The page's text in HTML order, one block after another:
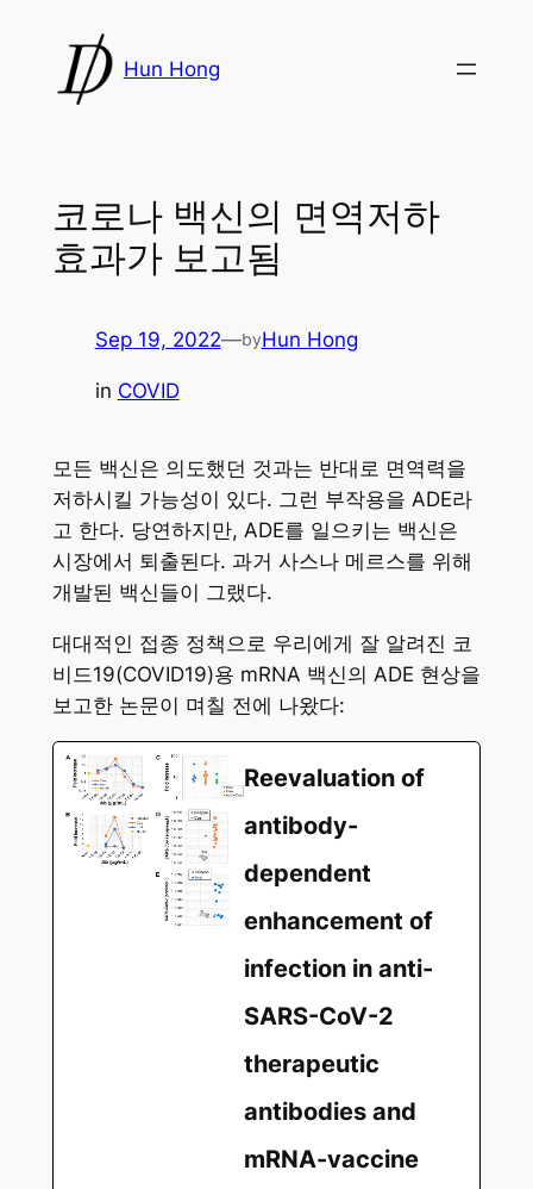
content
Hun Hong
코로나 백신의 면역저하
효과가 보고됨
Sep 19, 2022—byHun Hong
in COVID
모든 백신은 의도했던 것과는 반대로 면역력을
저하시킬 가능성이 있다. 그런 부작용을 ADE라
고 한다. 당연하지만, ADE를 일으키는 백신은
시장에서 퇴출된다. 과거 사스나 메르스를 위해
개발된 백신들이 그랬다.
대대적인 접종 정책으로 우리에게 잘 알려진 코
비드19(COVID19)용 mRNA 백신의 ADE 현상을
보고한 논문이 며칠 전에 나왔다:
Reevaluation of
antibody-
dependent
enhancement of
infection in anti-
SARS-CoV-2
therapeutic
antibodies and
mRNA-vaccine